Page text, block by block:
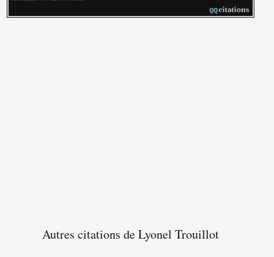
Autres citations de Lyonel Trouillot